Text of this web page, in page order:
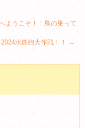
ようこそ！！鳥の巣って
2024水鉄砲大作戦！！
→